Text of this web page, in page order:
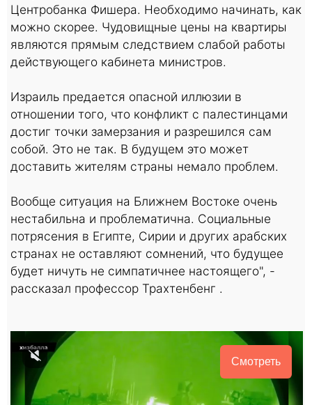
Центробанка Фишера. Необходимо начинать, как
можно скорее. Чудовищные цены на квартиры
являются прямым следствием слабой работы
действующего кабинета министров.
Израиль предается опасной иллюзии в
отношении того, что конфликт с палестинцами
достиг точки замерзания и разрешился сам
собой. Это не так. В будущем это может
доставить жителям страны немало проблем.
Вообще ситуация на Ближнем Востоке очень
нестабильна и проблематична. Социальные
потрясения в Египте, Сирии и других арабских
странах не оставляют сомнений, что будущее
будет ничуть не симпатичнее настоящего", -
рассказал профессор Трахтенбенг .
Смотреть